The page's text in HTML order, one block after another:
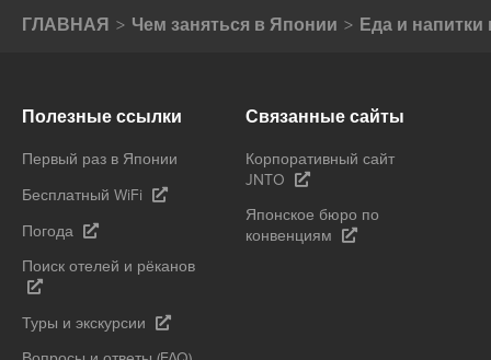
ГЛАВНАЯ Чем заняться в Японии Еда и
Полезные ссылки
Первый раз в Японии
Бесплатный WiFi
Погода
Поиск отелей и рёканов
Туры и экскурсии
Связанные сайты
Корпоративный сайт
JNTO
Японское бюро по
конвенциям